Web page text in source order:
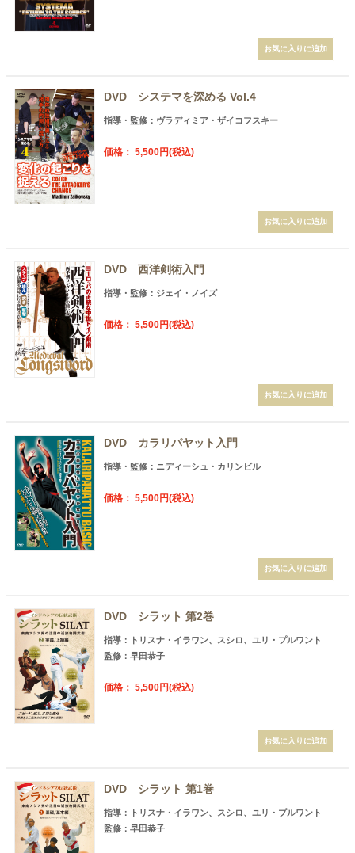
DVD システマを深める Vol.4
指導・監修：ヴラディミア・ザイコフスキー
価格： 5,500円(税込)
DVD 西洋剣術入門
指導・監修：ジェイ・ノイズ
価格： 5,500円(税込)
DVD カラリパヤット入門
指導・監修：ニディーシュ・カリンビル
価格： 5,500円(税込)
DVD シラット 第2巻
指導：トリスナ・イラワン、スシロ、ユリ・プルワント
監修：早田恭子
価格： 5,500円(税込)
DVD シラット 第1巻
指導：トリスナ・イラワン、スシロ、ユリ・プルワント
監修：早田恭子